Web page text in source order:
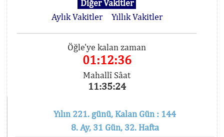
Diğer Vakitler
Aylık Vakitler
Yıllık Vakitler
Öğle'ye kalan zaman
01:12:36
Mahallî Sâat
11:35:24
Yılın 221. günü, Kalan Gün : 144
8. Ay, 31 Gün, 32. Hafta